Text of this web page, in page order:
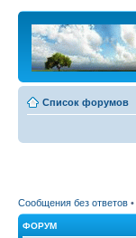
Список форумов
Сообщения без ответов •
ФОРУМ